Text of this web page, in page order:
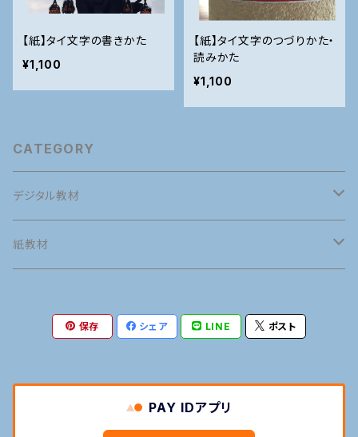
【紙】タイ文字の書きかた
¥1,100
【紙】タイ文字のつづりかた・
読みかた
¥1,100
CATEGORY
デジタル教材
英語
接客英会話
旅行英会話
タイ語発音
旅行タイ語
語学の専門用語
紙教材
英語発音
接客英会話
タイ語発音
マナー
保存 シェア LINE ポスト
PAY IDアプリ